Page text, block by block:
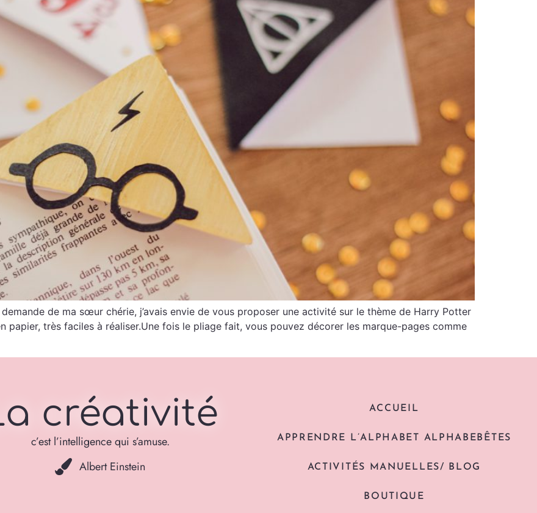
de ma sœur chérie, j’avais envie de vous proposer une activité sur le thème de Harry Potter
papier, très faciles à réaliser.Une fois le pliage fait, vous pouvez décorer les marque-pages comme
créativité
c’est l’intelligence qui s’amuse.
Albert Einstein
ACCUEIL
APPRENDRE L’ALPHABET ALPHABEBÊTES
ACTIVITÉS MANUELLES/ BLOG
BOUTIQUE